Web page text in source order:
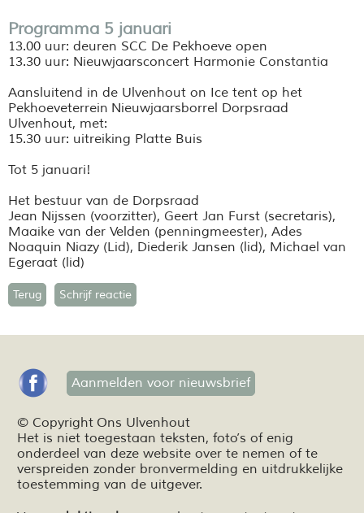
Programma 5 januari
13.00 uur: deuren SCC De Pekhoeve open
13.30 uur: Nieuwjaarsconcert Harmonie Constantia
Aansluitend in de Ulvenhout on Ice tent op het
Pekhoeveterrein Nieuwjaarsborrel Dorpsraad
Ulvenhout, met:
15.30 uur: uitreiking Platte Buis
Tot 5 januari!
Het bestuur van de Dorpsraad
Jean Nijssen (voorzitter), Geert Jan Furst (secretaris),
Maaike van der Velden (penningmeester), Ades
Noaquin Niazy (Lid), Diederik Jansen (lid), Michael van
Egeraat (lid)
Terug Schrijf reactie
Aanmelden voor nieuwsbrief
© Copyright Ons Ulvenhout
Het is niet toegestaan teksten, foto’s of enig
onderdeel van deze website over te nemen of te
verspreiden zonder bronvermelding en uitdrukkelijke
toestemming van de uitgever.